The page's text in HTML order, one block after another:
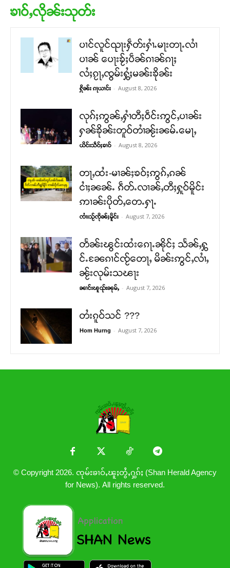
ၶၢဝ်ႇလိုၼ်းသုတ်း
ပၢင်လူင်ၺႃးႁဵတ်းႁၢႆႉမႃးတႃႉလၢႆ
ပၢၼ် ​​ပေႃးၶႂ်ႈပဵၼ်ၵၢၼ်ၵႃႈ
လႆႈၵႂႃႇၸွမ်းႁွႆႈမၼ်းၶိုၼ်း
ႁိုၼ်း ၵႃယၢင်း - August 8, 2026
လုၵ်ႈဢွၼ်ႇႁၢႆတီႈဝဵင်းဢွင်ႇပၢၼ်း
ႁၼ်ၶိုၼ်းတူဝ်တၢႆၼႂ်းၼမ်ႉမေႃႇ
ယိင်းသဵဝ်ႈၶၢဝ် - August 8, 2026
တႃႇထႆး-မၢၼ်ႈၶဝ်ႈဢွၵ်ႇၵၼ်
ငၢႆႈၼၼ်ႉ ၵဵတ်ႉလၢၼ်ႇတီႈႁူဝ်မိူင်း
ဢၢၼ်းပိုတ်ႇတေႉႁႃႉ
ၸၢႆးသႂ်ၸိုၼ်ႈမိူင်း - August 7, 2026
တႅၼ်းၽွင်းထႆးၵေႃႉၼိုင်ႈ သႅၼ်ႇႁွ
င်ႉၼႄၵၢင်ၸႂ်တေႃႇ မိၼ်းဢွင်ႇလၢႆႇ
ၼႂ်းလုမ်းသၽႃး
ၼၢင်းၽူၺ်းၼုမ်ႇ - August 7, 2026
တႆးၵူဝ်သင် ???
Hom Hurng - August 7, 2026
© Copyright 2026. ၸုမ်းၶၢဝ်ႇၽူႈတွႆႇႁွၵ်ႈ (Shan Herald Agency
for News). All rights reserved.